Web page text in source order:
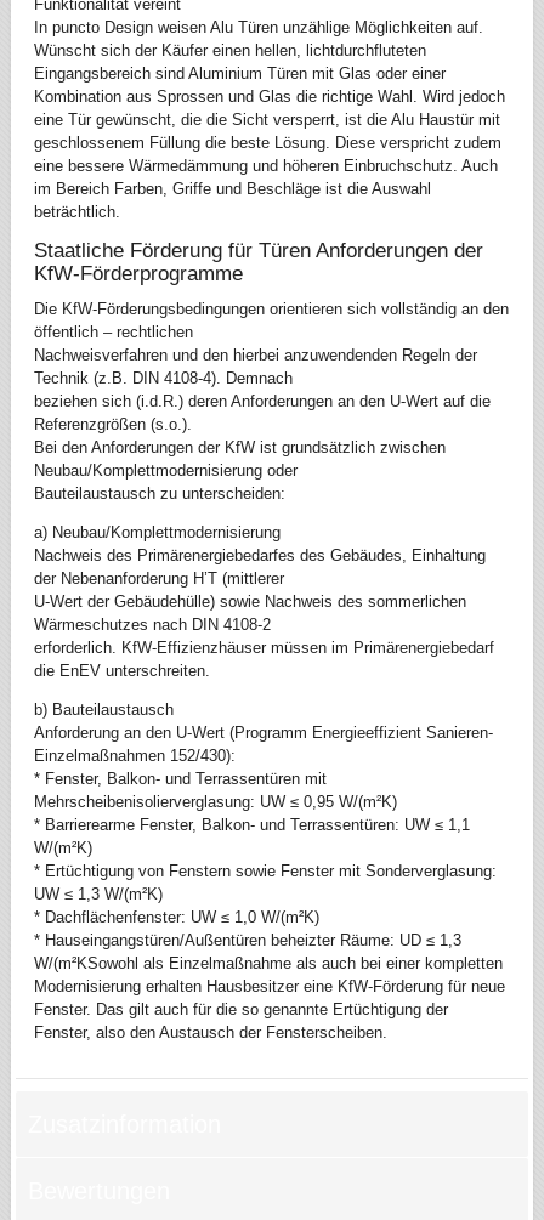
Funktionalität vereint
In puncto Design weisen Alu Türen unzählige Möglichkeiten auf.
Wünscht sich der Käufer einen hellen, lichtdurchfluteten
Eingangsbereich sind Aluminium Türen mit Glas oder einer
Kombination aus Sprossen und Glas die richtige Wahl. Wird jedoch
eine Tür gewünscht, die die Sicht versperrt, ist die Alu Haustür mit
geschlossenem Füllung die beste Lösung. Diese verspricht zudem
eine bessere Wärmedämmung und höheren Einbruchschutz. Auch
im Bereich Farben, Griffe und Beschläge ist die Auswahl
beträchtlich.
Staatliche Förderung für Türen Anforderungen der
KfW-Förderprogramme
Die KfW-Förderungsbedingungen orientieren sich vollständig an den
öffentlich – rechtlichen
Nachweisverfahren und den hierbei anzuwendenden Regeln der
Technik (z.B. DIN 4108-4). Demnach
beziehen sich (i.d.R.) deren Anforderungen an den U-Wert auf die
Referenzgrößen (s.o.).
Bei den Anforderungen der KfW ist grundsätzlich zwischen
Neubau/Komplettmodernisierung oder
Bauteilaustausch zu unterscheiden:
a) Neubau/Komplettmodernisierung
Nachweis des Primärenergiebedarfes des Gebäudes, Einhaltung
der Nebenanforderung H’T (mittlerer
U-Wert der Gebäudehülle) sowie Nachweis des sommerlichen
Wärmeschutzes nach DIN 4108-2
erforderlich. KfW-Effizienzhäuser müssen im Primärenergiebedarf
die EnEV unterschreiten.
b) Bauteilaustausch
Anforderung an den U-Wert (Programm Energieeffizient Sanieren-
Einzelmaßnahmen 152/430):
* Fenster, Balkon- und Terrassentüren mit
Mehrscheibenisolierverglasung: UW ≤ 0,95 W/(m²K)
* Barrierearme Fenster, Balkon- und Terrassentüren: UW ≤ 1,1
W/(m²K)
* Ertüchtigung von Fenstern sowie Fenster mit Sonderverglasung:
UW ≤ 1,3 W/(m²K)
* Dachflächenfenster: UW ≤ 1,0 W/(m²K)
* Hauseingangstüren/Außentüren beheizter Räume: UD ≤ 1,3
W/(m²KSowohl als Einzelmaßnahme als auch bei einer kompletten
Modernisierung erhalten Hausbesitzer eine KfW-Förderung für neue
Fenster. Das gilt auch für die so genannte Ertüchtigung der
Fenster, also den Austausch der Fensterscheiben.